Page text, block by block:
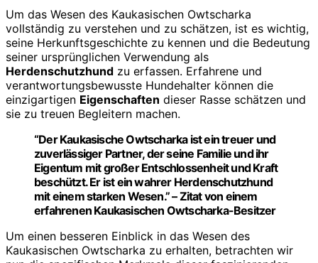
Um das Wesen des Kaukasischen Owtscharka
vollständig zu verstehen und zu schätzen, ist es wichtig,
seine Herkunftsgeschichte zu kennen und die Bedeutung
seiner ursprünglichen Verwendung als
Herdenschutzhund zu erfassen. Erfahrene und
verantwortungsbewusste Hundehalter können die
einzigartigen Eigenschaften dieser Rasse schätzen und
sie zu treuen Begleitern machen.
“Der Kaukasische Owtscharka ist ein treuer und
zuverlässiger Partner, der seine Familie und ihr
Eigentum mit großer Entschlossenheit und Kraft
beschützt. Er ist ein wahrer Herdenschutzhund
mit einem starken Wesen.” – Zitat von einem
erfahrenen Kaukasischen Owtscharka-Besitzer
Um einen besseren Einblick in das Wesen des
Kaukasischen Owtscharka zu erhalten, betrachten wir